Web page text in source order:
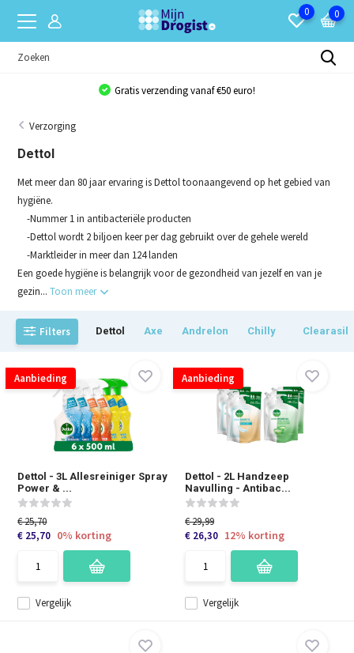
0 0
Bulkkorting van 10% op bijna al onze
Verzorging
Dettol
Met meer dan 80 jaar ervaring is Dettol toonaangevend op het gebied van
hygiëne.
-Nummer 1 in antibacteriële producten
-Dettol wordt 2 biljoen keer per dag gebruikt over de gehele wereld
-Marktleider in meer dan 124 landen
Een goede hygiëne is belangrijk voor de gezondheid van jezelf en van je
gezin...Toon meer
Filters Dettol Axe Andrelon Chilly Clearasil
Aanbieding
Dettol - 3L Allesreiniger Spray
Power & ...
Vergelijk
€ 25,70
€ 25,70 0% korting
Aanbieding
Dettol - 2L Handzeep
Navulling - Antibac...
Vergelijk
€ 29,99
€ 26,30 12% korting